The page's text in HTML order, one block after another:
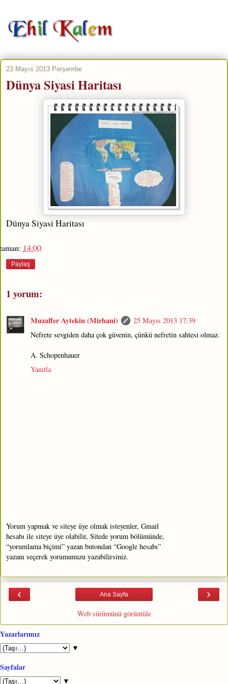
23 Mayıs 2013 Perşembe
Dünya Siyasi Haritası
Dünya Siyasi Haritası
14:00
Paylaş
1 yorum:
Muzaffer Aytekin (Mirhani)
25 Mayıs 2013 17:39
Nefrete sevgiden daha çok güvenin, çünkü nefretin sahtesi olmaz.
A. Schopenhauer
Yanıtla
Yorum yapmak ve siteye üye olmak isteyenler, Gmail
hesabı ile siteye üye olabilir, Sitede yorum bölümünde,
“yorumlama biçimi” yazan butondan “Google hesabı”
yazanı seçerek yorumunuzu yazabilirsiniz.
‹ ›
Ana Sayfa
Web sürümünü görüntüle
Yazarlarımız
▼
Sayfalar
▼